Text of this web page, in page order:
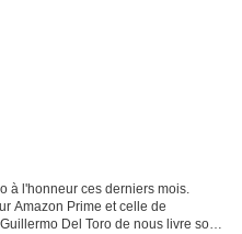
à l'honneur ces derniers mois.
Amazon Prime et celle de
Del Toro de nous livre son